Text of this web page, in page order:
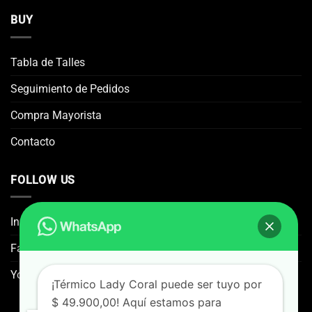
BUY
Tabla de Talles
Seguimiento de Pedidos
Compra Mayorista
Contacto
FOLLOW US
Instagram
Facebook
You Tube
¡Térmico Lady Coral puede ser tuyo por
$ 49.900,00! Aquí estamos para